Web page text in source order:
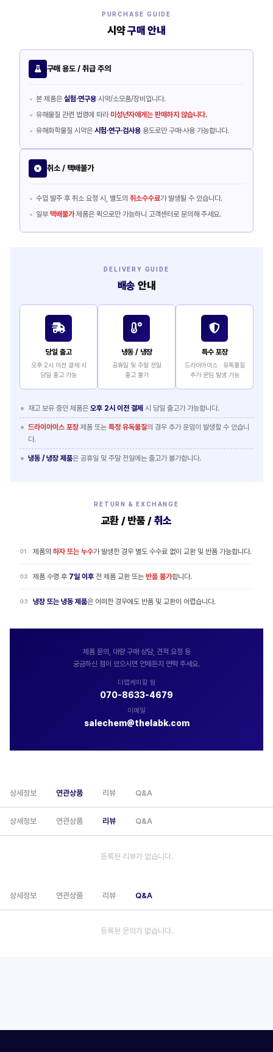
PURCHASE GUIDE
시약구매 안내
구매 용도 / 취급 주의
본 제품은 실험·연구용 시약/소모품/장비입니다.
유해물질 관련 법령에 따라 미성년자에게는 판매하지 않습니다.
유해화학물질 시약은 시험·연구·검사용 용도로만 구매·사용 가능합니다.
취소 / 택배불가
수입 발주 후 취소 요청 시, 별도의 취소수수료가 발생될 수 있습니다.
일부 택배불가제품은 퀵으로만 가능하니 고객센터로 문의해 주세요.
DELIVERY GUIDE
배송 안내
당일 출고
오후 2시 이전 결제 시
당일 출고 가능
냉동 / 냉장
공휴일 및 주말 전일
출고 불가
특수 포장
드라이아이스 · 유독물질
추가 운임 발생 가능
재고 보유 중인 제품은 오후 2시 이전 결제 시 당일 출고가 가능합니다.
드라이아이스 포장 제품 또는 특정 유독물질의 경우 추가 운임이 발생할 수 있습니
다.
냉동 / 냉장 제품은 공휴일 및 주말 전일에는 출고가 불가합니다.
RETURN & EXCHANGE
교환 / 반품 / 취소
제품의 하자 또는 누수가 발생한 경우 별도 수수료 없이 교환 및 반품 가능합니다.
제품 수령 후 7일 이후 전 제품 교환 또는 반품 불가합니다.
냉장 또는 냉동 제품은 어떠한 경우에도 반품 및 교환이 어렵습니다.
제품 문의, 대량 구매 상담, 견적 요청 등
궁금하신 점이 있으시면 언제든지 연락 주세요.
더랩케미칼 팀
070-8633-4679
이메일
salechem@thelabk.com
상세정보 연관상품 리뷰 Q&A
상세정보 연관상품 리뷰 Q&A
등록된 리뷰가 없습니다.
상세정보 연관상품 리뷰 Q&A
등록된 문의가 없습니다.